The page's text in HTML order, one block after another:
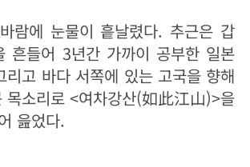
람에 눈물이 흩날렸다. 추근은 갑
흔들어 3년간 가까이 공부한 일본
리고 바다 서쪽에 있는 고국을 향해
목소리로 <여차강산(如此江山)>을
읊었다.